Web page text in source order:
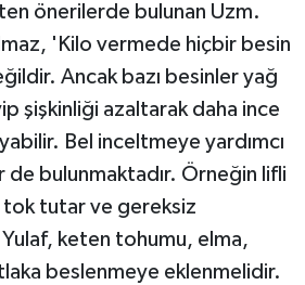
önerilerde bulunan Uzm.
'Kilo vermede hiçbir besin
Ancak bazı besinler yağ
şişkinliği azaltarak daha ince
Bel inceltmeye yardımcı
de bulunmaktadır. Örneğin lifli
tok tutar ve gereksiz
Yulaf, keten tohumu, elma,
beslenmeye eklenmelidir.